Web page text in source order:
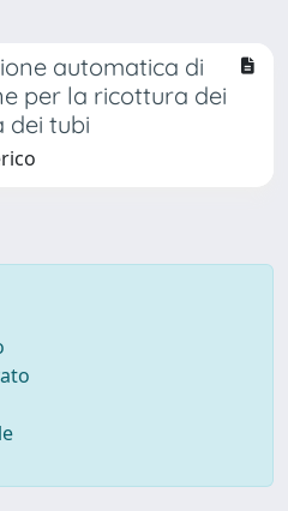
automatica di
per la ricottura dei
dei tubi